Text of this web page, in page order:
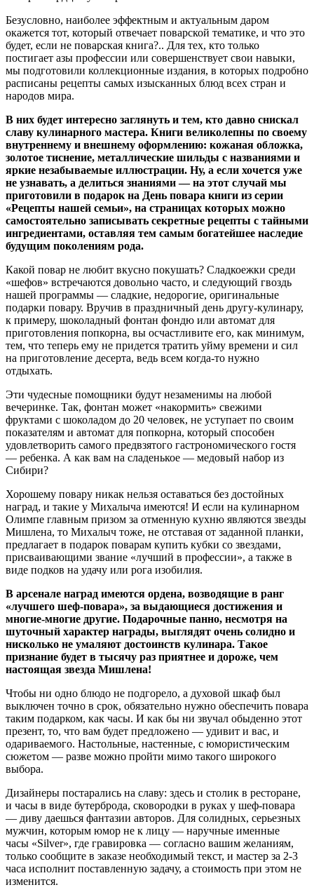
Безусловно, наиболее эффектным и актуальным даром
окажется тот, который отвечает поварской тематике, и что это
будет, если не поварская книга?.. Для тех, кто только
постигает азы профессии или совершенствует свои навыки,
мы подготовили коллекционные издания, в которых подробно
расписаны рецепты самых изысканных блюд всех стран и
народов мира.
В них будет интересно заглянуть и тем, кто давно снискал
славу кулинарного мастера. Книги великолепны по своему
внутреннему и внешнему оформлению: кожаная обложка,
золотое тиснение, металлические шильды с названиями и
яркие незабываемые иллюстрации. Ну, а если хочется уже
не узнавать, а делиться знаниями — на этот случай мы
приготовили в подарок на День повара книги из серии
«Рецепты нашей семьи», на страницах которых можно
самостоятельно записывать секретные рецепты с тайными
ингредиентами, оставляя тем самым богатейшее наследие
будущим поколениям рода.
Какой повар не любит вкусно покушать? Сладкоежки среди
«шефов» встречаются довольно часто, и следующий гвоздь
нашей программы — сладкие, недорогие, оригинальные
подарки повару. Вручив в праздничный день другу-кулинару,
к примеру, шоколадный фонтан фондю или автомат для
приготовления попкорна, вы осчастливите его, как минимум,
тем, что теперь ему не придется тратить уйму времени и сил
на приготовление десерта, ведь всем когда-то нужно
отдыхать.
Эти чудесные помощники будут незаменимы на любой
вечеринке. Так, фонтан может «накормить» свежими
фруктами с шоколадом до 20 человек, не уступает по своим
показателям и автомат для попкорна, который способен
удовлетворить самого предвзятого гастрономического гостя
— ребенка. А как вам на сладенькое — медовый набор из
Сибири?
Хорошему повару никак нельзя оставаться без достойных
наград, и такие у Михалыча имеются! И если на кулинарном
Олимпе главным призом за отменную кухню являются звезды
Мишлена, то Михалыч тоже, не отставая от заданной планки,
предлагает в подарок поварам купить кубки со звездами,
присваивающими звание «лучший в профессии», а также в
виде подков на удачу или рога изобилия.
В арсенале наград имеются ордена, возводящие в ранг
«лучшего шеф-повара», за выдающиеся достижения и
многие-многие другие. Подарочные панно, несмотря на
шуточный характер награды, выглядят очень солидно и
нисколько не умаляют достоинств кулинара. Такое
признание будет в тысячу раз приятнее и дороже, чем
настоящая звезда Мишлена!
Чтобы ни одно блюдо не подгорело, а духовой шкаф был
выключен точно в срок, обязательно нужно обеспечить повара
таким подарком, как часы. И как бы ни звучал обыденно этот
презент, то, что вам будет предложено — удивит и вас, и
одариваемого. Настольные, настенные, с юмористическим
сюжетом — разве можно пройти мимо такого широкого
выбора.
Дизайнеры постарались на славу: здесь и столик в ресторане,
и часы в виде бутерброда, сковородки в руках у шеф-повара
— диву даешься фантазии авторов. Для солидных, серьезных
мужчин, которым юмор не к лицу — наручные именные
часы «Silver», где гравировка — согласно вашим желаниям,
только сообщите в заказе необходимый текст, и мастер за 2-3
часа исполнит поставленную задачу, а стоимость при этом не
изменится.